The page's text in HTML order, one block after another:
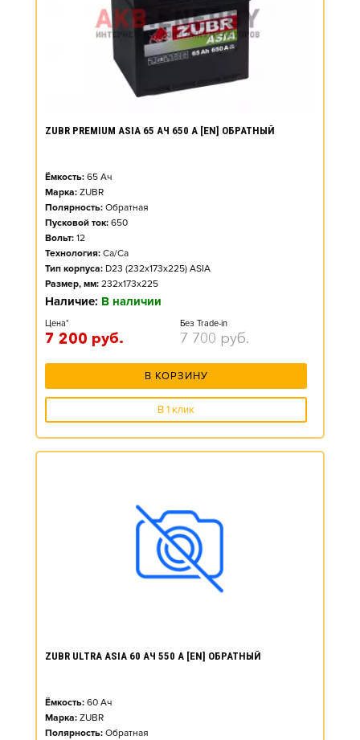
ZUBR PREMIUM ASIA 65 АЧ 650 А [EN] ОБРАТНЫЙ
Ёмкость: 65 Ач
Марка: ZUBR
Полярность: Обратная
Пусковой ток: 650
Вольт: 12
Технология: Ca/Ca
Тип корпуса: D23 (232x173x225) ASIA
Размер, мм: 232x173x225
Наличие: В наличии
Цена*
7 200 руб.
Без Trade-in
7 700 руб.
В КОРЗИНУ
В 1 клик
ZUBR ULTRA ASIA 60 АЧ 550 А [EN] ОБРАТНЫЙ
Ёмкость: 60 Ач
Марка: ZUBR
Полярность: Обратная